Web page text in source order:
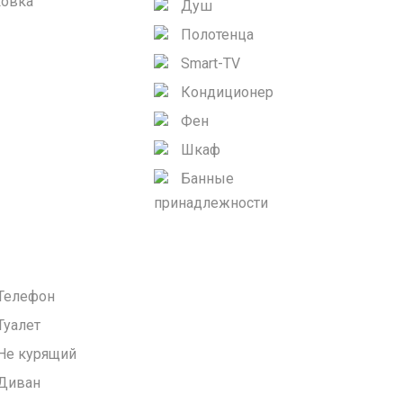
Душ
Полотенца
Smart-TV
Кондиционер
Фен
Шкаф
Банные
принадлежности
курящий